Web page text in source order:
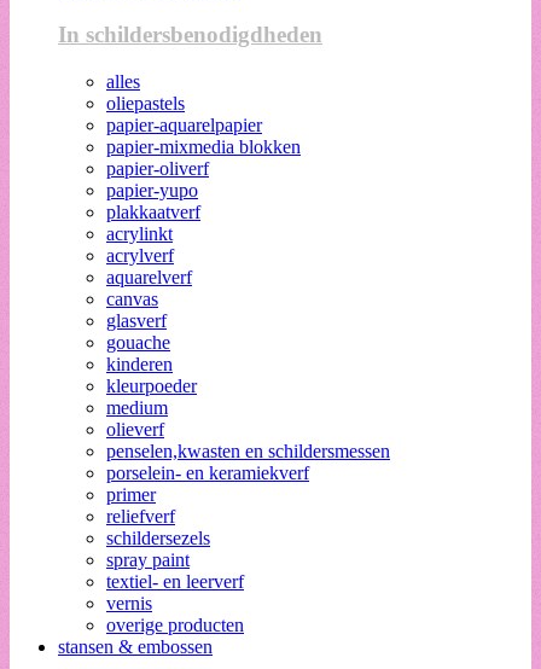
In schildersbenodigdheden
alles
oliepastels
papier-aquarelpapier
papier-mixmedia blokken
papier-oliverf
papier-yupo
plakkaatverf
acrylinkt
acrylverf
aquarelverf
canvas
glasverf
gouache
kinderen
kleurpoeder
medium
olieverf
penselen,kwasten en schildersmessen
porselein- en keramiekverf
primer
reliefverf
schildersezels
spray paint
textiel- en leerverf
vernis
overige producten
stansen & embossen